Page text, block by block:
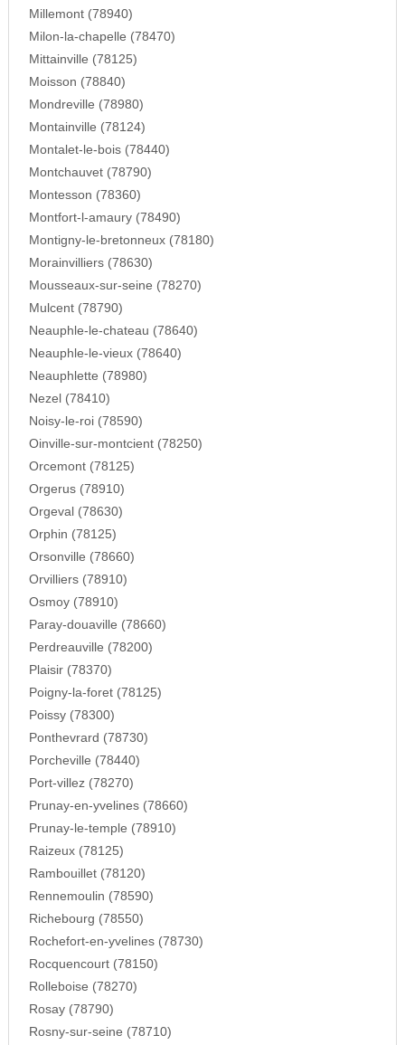
Millemont (78940)
Milon-la-chapelle (78470)
Mittainville (78125)
Moisson (78840)
Mondreville (78980)
Montainville (78124)
Montalet-le-bois (78440)
Montchauvet (78790)
Montesson (78360)
Montfort-l-amaury (78490)
Montigny-le-bretonneux (78180)
Morainvilliers (78630)
Mousseaux-sur-seine (78270)
Mulcent (78790)
Neauphle-le-chateau (78640)
Neauphle-le-vieux (78640)
Neauphlette (78980)
Nezel (78410)
Noisy-le-roi (78590)
Oinville-sur-montcient (78250)
Orcemont (78125)
Orgerus (78910)
Orgeval (78630)
Orphin (78125)
Orsonville (78660)
Orvilliers (78910)
Osmoy (78910)
Paray-douaville (78660)
Perdreauville (78200)
Plaisir (78370)
Poigny-la-foret (78125)
Poissy (78300)
Ponthevrard (78730)
Porcheville (78440)
Port-villez (78270)
Prunay-en-yvelines (78660)
Prunay-le-temple (78910)
Raizeux (78125)
Rambouillet (78120)
Rennemoulin (78590)
Richebourg (78550)
Rochefort-en-yvelines (78730)
Rocquencourt (78150)
Rolleboise (78270)
Rosay (78790)
Rosny-sur-seine (78710)